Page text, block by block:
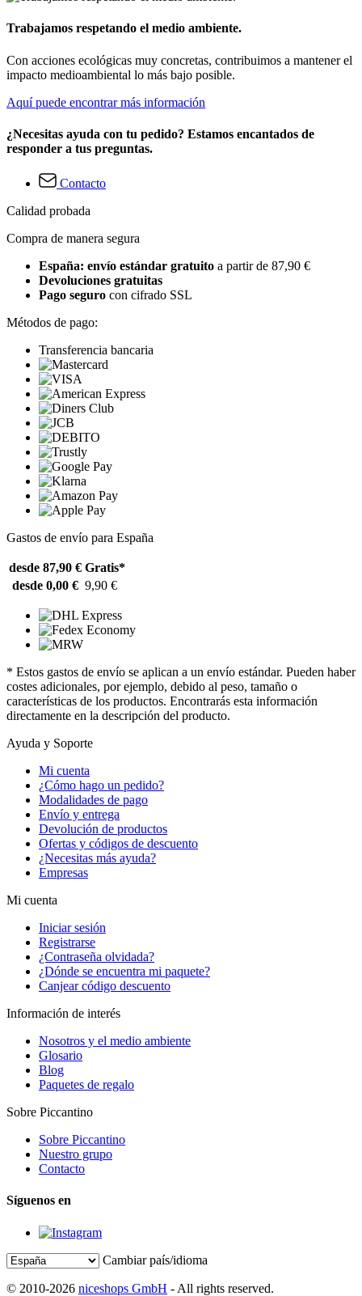
Trabajamos respetando el medio ambiente.
Con acciones ecológicas muy concretas, contribuimos a mantener el
impacto medioambiental lo más bajo posible.
Aquí puede encontrar más información
¿Necesitas ayuda con tu pedido? Estamos encantados de
responder a tus preguntas.
Contacto
Calidad probada
Compra de manera segura
España: envío estándar gratuito a partir de 87,90 €
Devoluciones gratuitas
Pago seguro con cifrado SSL
Métodos de pago:
Transferencia bancaria
Gastos de envío para España
desde 87,90 € Gratis*
desde 0,00 € 9,90 €
* Estos gastos de envío se aplican a un envío estándar. Pueden haber
costes adicionales, por ejemplo, debido al peso, tamaño o
características de los productos. Encontrarás esta información
directamente en la descripción del producto.
Ayuda y Soporte
Mi cuenta
¿Cómo hago un pedido?
Modalidades de pago
Envío y entrega
Devolución de productos
Ofertas y códigos de descuento
¿Necesitas más ayuda?
Empresas
Mi cuenta
Iniciar sesión
Registrarse
¿Contraseña olvidada?
¿Dónde se encuentra mi paquete?
Canjear código descuento
Información de interés
Nosotros y el medio ambiente
Glosario
Blog
Paquetes de regalo
Sobre Piccantino
Sobre Piccantino
Nuestro grupo
Contacto
Síguenos en
Cambiar país/idioma
© 2010-2026 niceshops GmbH - All rights reserved.